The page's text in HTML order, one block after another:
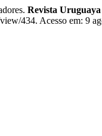
Revista
434. Acesso em: 9